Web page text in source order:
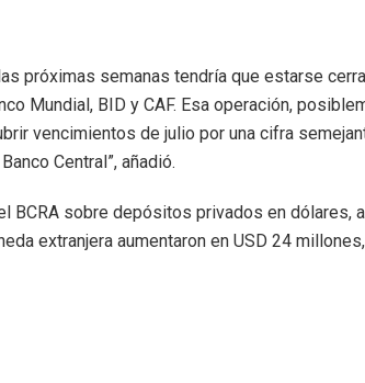
próximas semanas tendría que estarse
Mundial, BID y CAF. Esa operación,
vencimientos de julio por una cifra
Central”, añadió.
BCRA sobre depósitos privados en dólares,
extranjera aumentaron en USD 24